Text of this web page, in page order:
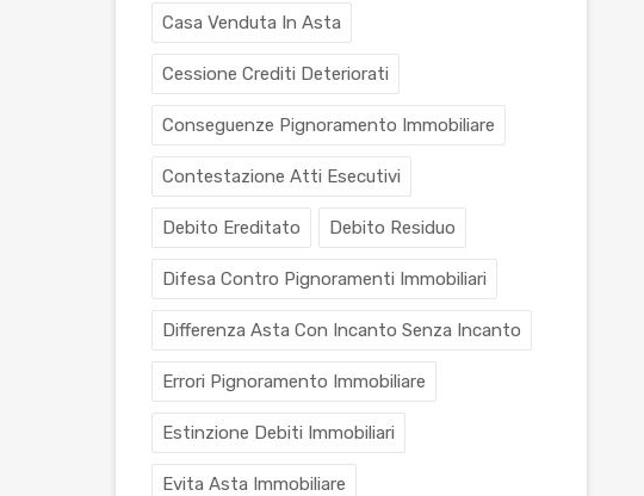
Casa Venduta In Asta
Cessione Crediti Deteriorati
Conseguenze Pignoramento Immobiliare
Contestazione Atti Esecutivi
Debito Ereditato Debito Residuo
Difesa Contro Pignoramenti Immobiliari
Differenza Asta Con Incanto Senza Incanto
Errori Pignoramento Immobiliare
Estinzione Debiti Immobiliari
Evita Asta Immobiliare